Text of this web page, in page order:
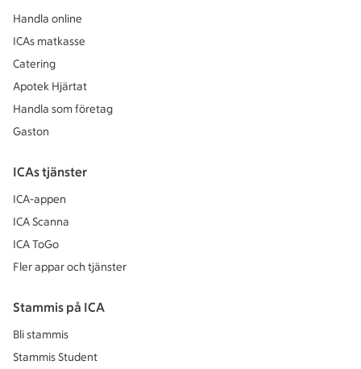
Handla online
ICAs matkasse
Catering
Apotek Hjärtat
Handla som företag
Gaston
ICAs tjänster
ICA-appen
ICA Scanna
ICA ToGo
Fler appar och tjänster
Stammis på ICA
Bli stammis
Stammis Student